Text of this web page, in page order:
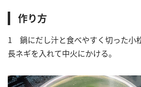
作り方
1 鍋にだし汁と食べやすく切った小
長ネギを入れて中火にかける。